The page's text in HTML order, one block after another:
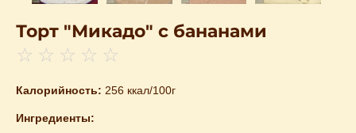
Торт "Микадо" с бананами
☆ ☆ ☆ ☆ ☆
Калорийность: 256 ккал/100г
Ингредиенты: